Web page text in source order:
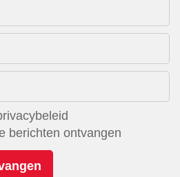
berichten ontvangen